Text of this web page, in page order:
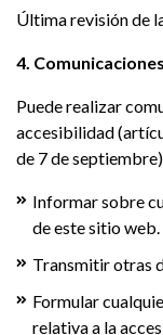
Última revisión de
4.
Puede realizar
accesibilidad
de 7 de
Informar sobre
de este sitio web.
Transmitir otras
Formular
relativa a la